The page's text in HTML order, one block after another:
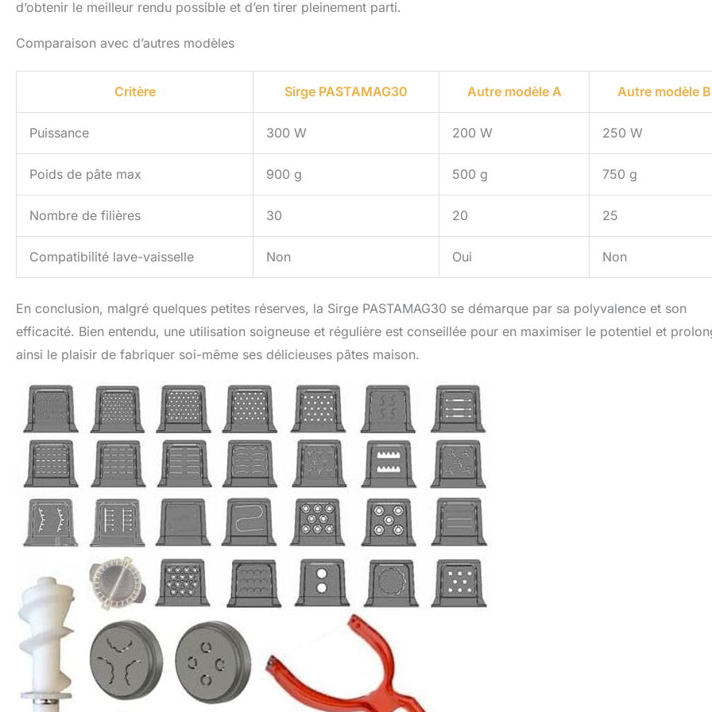
d’obtenir le meilleur rendu possible et d’en tirer pleinement parti.
Comparaison avec d’autres modèles
Critère Sirge PASTAMAG30 Autre modèle A Autre modèle B
Puissance 300 W 200 W 250 W
Poids de pâte max 900 g 500 g 750 g
Nombre de filières 30 20 25
Compatibilité lave-vaisselle Non Oui Non
En conclusion, malgré quelques petites réserves, la Sirge PASTAMAG30 se démarque par sa polyvalence et son
efficacité. Bien entendu, une utilisation soigneuse et régulière est conseillée pour en maximiser le potentiel et
ainsi le plaisir de fabriquer soi-même ses délicieuses pâtes maison.